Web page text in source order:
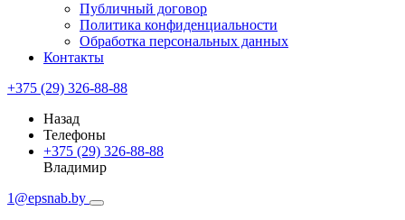
Публичный договор
Политика конфиденциальности
Обработка персональных данных
Контакты
+375 (29) 326-88-88
Назад
Телефоны
+375 (29) 326-88-88
Владимир
1@epsnab.by